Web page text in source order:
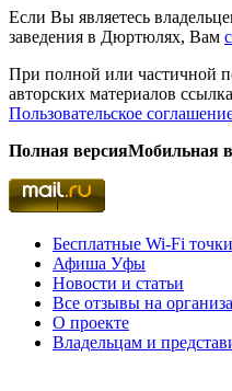
Если Вы являетесь
заведения в Дюртюлях, Вам
При полной или частичной
авторских материалов
Пользовательское
Полная версияМобильная
Бесплатные Wi-Fi
Афиша Уфы
Новости и статьи
Все отзывы на
О проекте
Владельцам и